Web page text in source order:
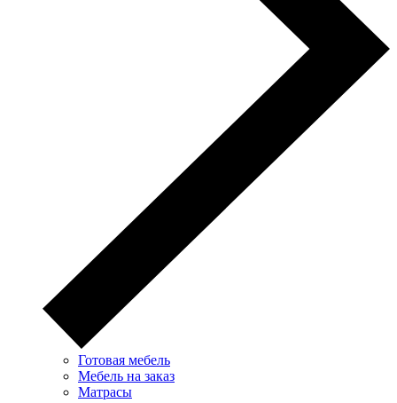
Готовая мебель
Мебель на заказ
Матрасы